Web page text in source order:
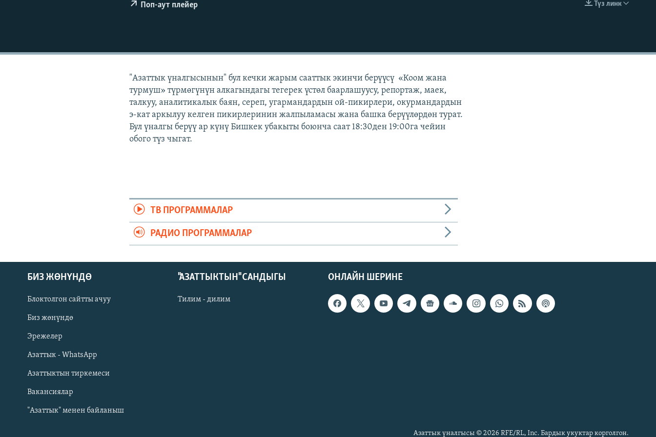
Русский
ОНЛАЙН ШЕРИНЕ
EMBED
Түз линк
Поп-аут плейер
"Азаттык үналгысынын" бул кечки жарым сааттык экинчи берүүсү «Коом жана
турмуш» түрмөгүнүн алкагындагы тегерек үстөл баарлашуусу, репортаж, маек,
талкуу, аналитикалык баян, сереп, угармандардын ой-пикирлери, окурмандардын
э-кат аркылуу келген пикирлеринин жалпыламасы жана башка берүүлөрдөн турат.
Бул үналгы берүү ар күнү Бишкек убакыты боюнча саат 18:30ден 19:00га чейин
обого түз чыгат.
ТВ ПРОГРАММАЛАР
РАДИО ПРОГРАММАЛАР
ОНЛАЙН ШЕРИНЕ
БИЗ ЖӨНҮНДӨ
Блоктолгон сайтты ачуу
Биз жөнүндө
Эрежелер
Азаттык - WhatsApp
Азаттыктын тиркемеси
Вакансиялар
"Азаттык" менен байланыш
"АЗАТТЫКТЫН" САНДЫГЫ
Тилим - дилим
Азаттык үналгысы © 2026 RFE/RL, Inc. Бардык укуктар корголгон.